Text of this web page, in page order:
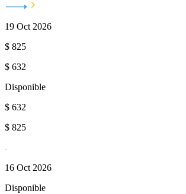
19 Oct 2026
$ 825
$ 632
Disponible
$ 632
$ 825
16 Oct 2026
Disponible